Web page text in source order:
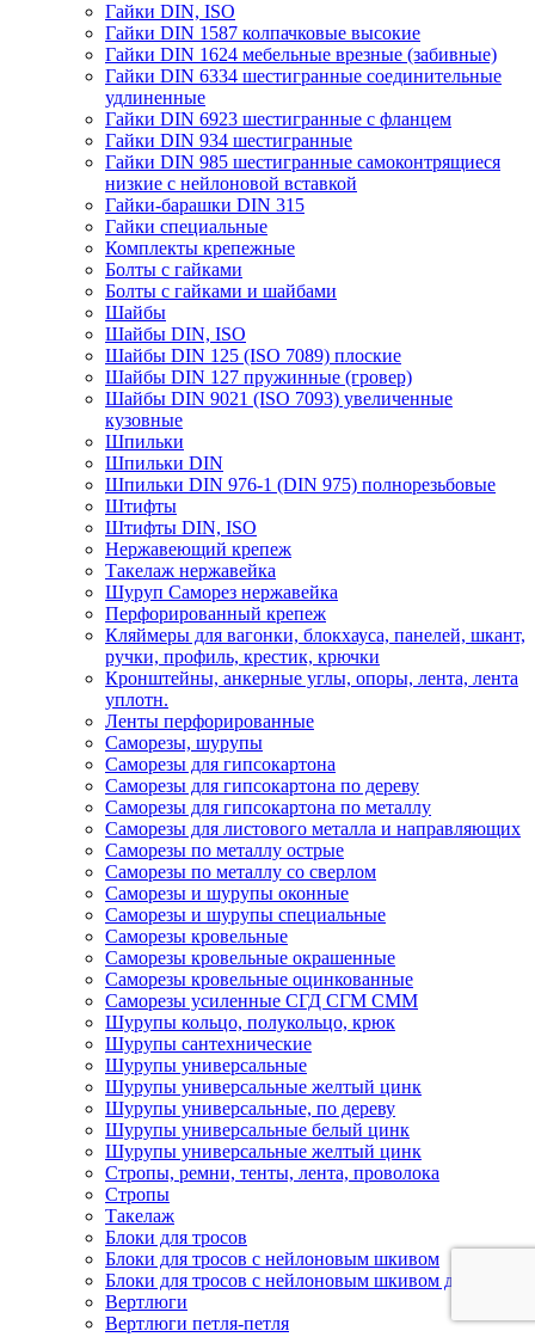
Гайки DIN, ISO
Гайки DIN 1587 колпачковые высокие
Гайки DIN 1624 мебельные врезные (забивные)
Гайки DIN 6334 шестигранные соединительные
удлиненные
Гайки DIN 6923 шестигранные с фланцем
Гайки DIN 934 шестигранные
Гайки DIN 985 шестигранные самоконтрящиеся
низкие с нейлоновой вставкой
Гайки-барашки DIN 315
Гайки специальные
Комплекты крепежные
Болты с гайками
Болты с гайками и шайбами
Шайбы
Шайбы DIN, ISO
Шайбы DIN 125 (ISO 7089) плоские
Шайбы DIN 127 пружинные (гровер)
Шайбы DIN 9021 (ISO 7093) увеличенные
кузовные
Шпильки
Шпильки DIN
Шпильки DIN 976-1 (DIN 975) полнорезьбовые
Штифты
Штифты DIN, ISO
Нержавеющий крепеж
Такелаж нержавейка
Шуруп Саморез нержавейка
Перфорированный крепеж
Кляймеры для вагонки, блокхауса, панелей, шкант,
ручки, профиль, крестик, крючки
Кронштейны, анкерные углы, опоры, лента, лента
уплотн.
Ленты перфорированные
Саморезы, шурупы
Саморезы для гипсокартона
Саморезы для гипсокартона по дереву
Саморезы для гипсокартона по металлу
Саморезы для листового металла и направляющих
Саморезы по металлу острые
Саморезы по металлу со сверлом
Саморезы и шурупы оконные
Саморезы и шурупы специальные
Саморезы кровельные
Саморезы кровельные окрашенные
Саморезы кровельные оцинкованные
Саморезы усиленные СГД СГМ СММ
Шурупы кольцо, полукольцо, крюк
Шурупы сантехнические
Шурупы универсальные
Шурупы универсальные желтый цинк
Шурупы универсальные, по дереву
Шурупы универсальные белый цинк
Шурупы универсальные желтый цинк
Стропы, ремни, тенты, лента, проволока
Стропы
Такелаж
Блоки для тросов
Блоки для тросов с нейлоновым шкивом
Блоки для тросов с нейлоновым шкивом двойные
Вертлюги
Вертлюги петля-петля